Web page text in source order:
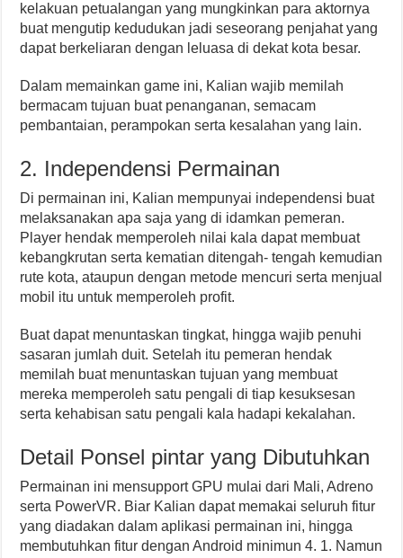
kelakuan petualangan yang mungkinkan para aktornya
buat mengutip kedudukan jadi seseorang penjahat yang
dapat berkeliaran dengan leluasa di dekat kota besar.
Dalam memainkan game ini, Kalian wajib memilah
bermacam tujuan buat penanganan, semacam
pembantaian, perampokan serta kesalahan yang lain.
2. Independensi Permainan
Di permainan ini, Kalian mempunyai independensi buat
melaksanakan apa saja yang di idamkan pemeran.
Player hendak memperoleh nilai kala dapat membuat
kebangkrutan serta kematian ditengah- tengah kemudian
rute kota, ataupun dengan metode mencuri serta menjual
mobil itu untuk memperoleh profit.
Buat dapat menuntaskan tingkat, hingga wajib penuhi
sasaran jumlah duit. Setelah itu pemeran hendak
memilah buat menuntaskan tujuan yang membuat
mereka memperoleh satu pengali di tiap kesuksesan
serta kehabisan satu pengali kala hadapi kekalahan.
Detail Ponsel pintar yang Dibutuhkan
Permainan ini mensupport GPU mulai dari Mali, Adreno
serta PowerVR. Biar Kalian dapat memakai seluruh fitur
yang diadakan dalam aplikasi permainan ini, hingga
membutuhkan fitur dengan Android minimun 4. 1. Namun